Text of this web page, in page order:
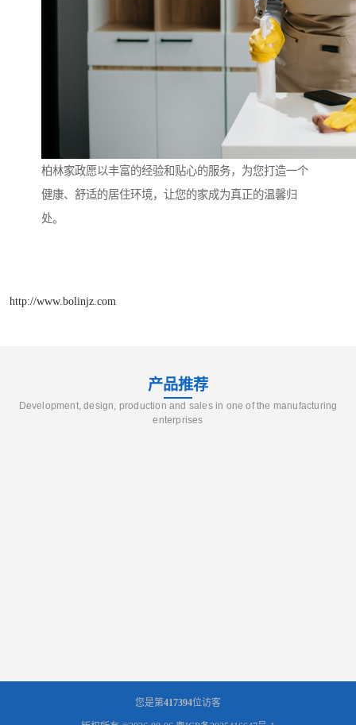
柏林家政愿以丰富的经验和贴心的服务，为您打造一个
健康、舒适的居住环境，让您的家成为真正的温馨归
处。
http://www.bolinjz.com
产品推荐
Development, design, production and sales in one of the manufacturing
enterprises
您是第417394位访客